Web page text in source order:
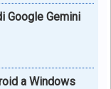
Google Gemini
a Windows